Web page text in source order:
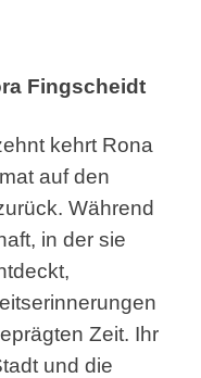
Fingscheidt
kehrt Rona
auf den
Während
in der sie
Zeit. Ihr
und die